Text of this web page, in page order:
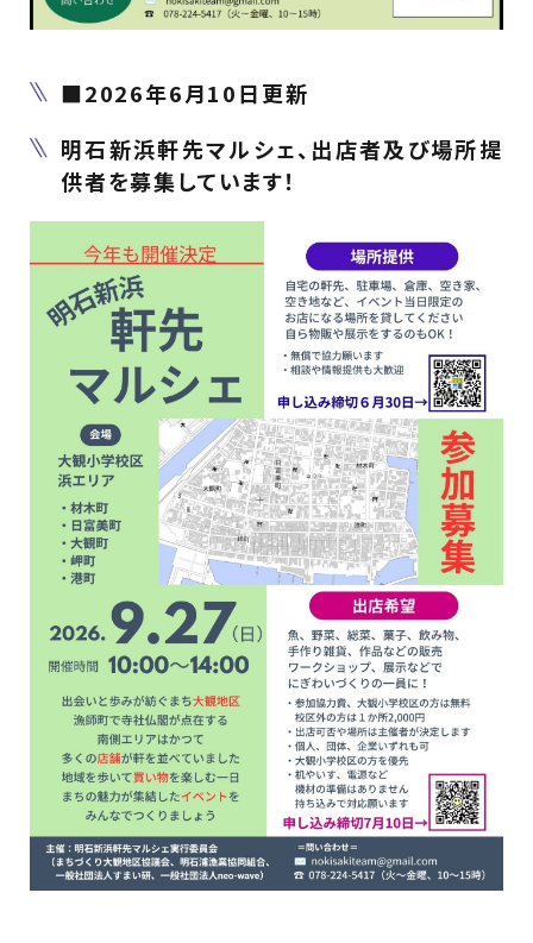
■2026年6月10日更新
明石新浜軒先マルシェ、出店者及び場所提
供者を募集しています！